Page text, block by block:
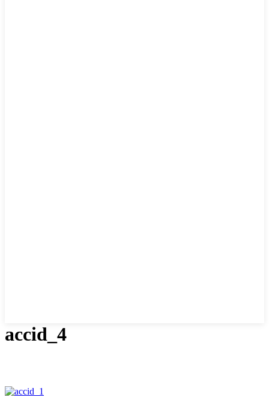
accid_4